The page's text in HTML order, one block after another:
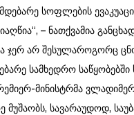
სოფლების
– ნათქვამია
ჯერ არ შესულაროგორც
სამხედრო
მინისტრმა
მუშაობს, სავარაუდოდ,